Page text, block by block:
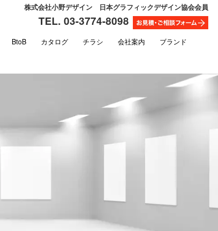
株式会社小野デザイン 日本グラフィックデザイン協会会員
TEL. 03-3774-8098
BtoB カタログ チラシ 会社案内 ブランド